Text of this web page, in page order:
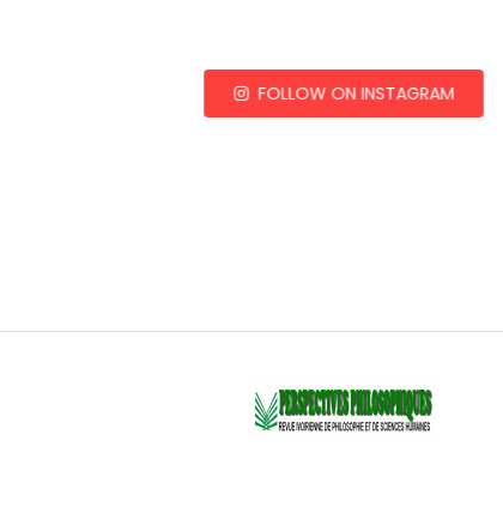
FOLLOW ON INSTAGRAM